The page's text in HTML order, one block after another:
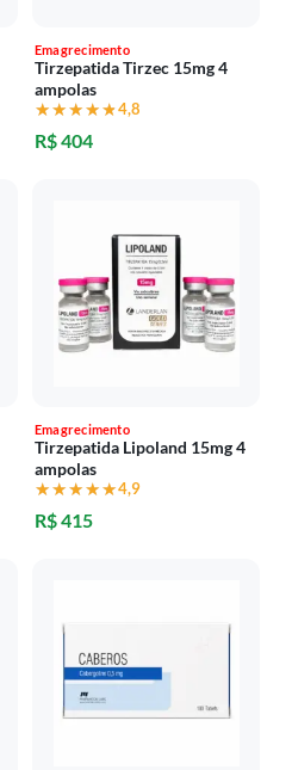
Emagrecimento
Tirzepatida Tirzec 15mg 4
ampolas
★★★★★
★★★★★4,8
R$ 404
Emagrecimento
Tirzepatida Lipoland 15mg 4
ampolas
★★★★★
★★★★★4,9
R$ 415